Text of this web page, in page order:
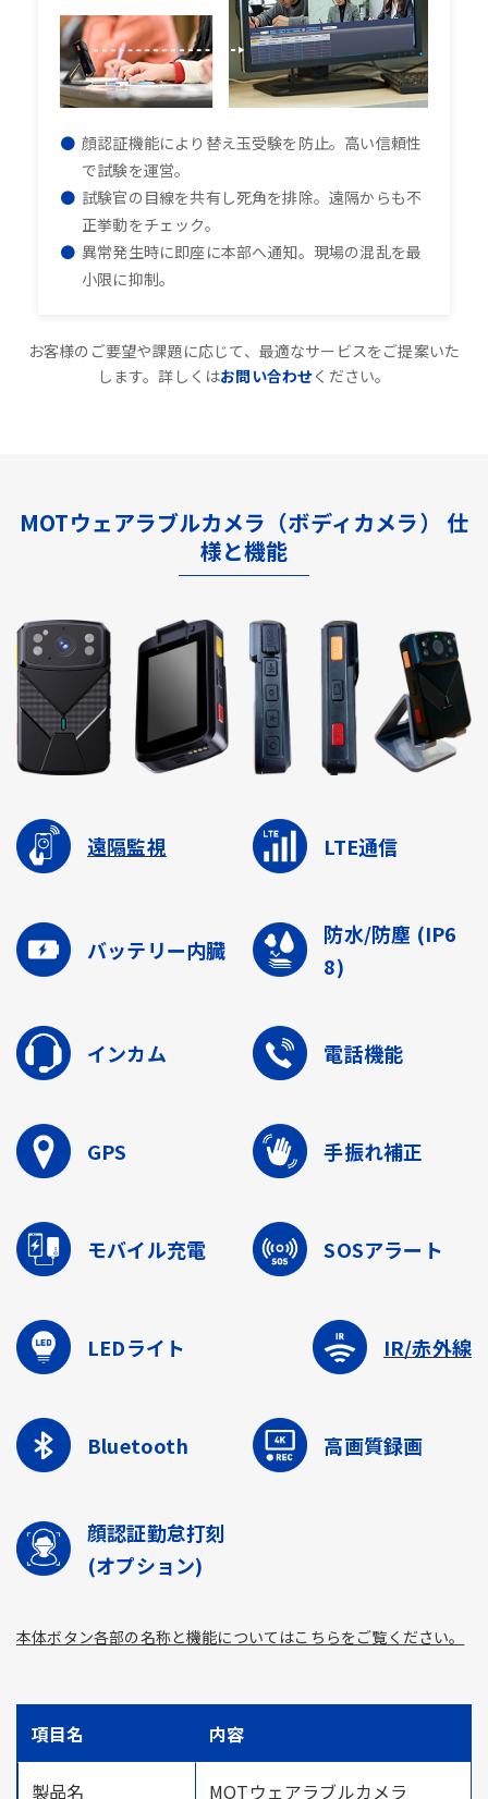
顔認証機能により替え玉受験を防止。高い信頼性
で試験を運営。
試験官の目線を共有し死角を排除。遠隔からも不
正挙動をチェック。
異常発生時に即座に本部へ通知。現場の混乱を最
小限に抑制。
お客様のご要望や課題に応じて、最適なサービスをご提案いた
します。詳しくはお問い合わせください。
MOTウェアラブルカメラ（ボディカメラ） 仕
様と機能
遠隔監視 LTE通信
バッテリー内臓
防水/防塵 (IP6
8)
インカム 電話機能
GPS 手振れ補正
モバイル充電 SOSアラート
LEDライト IR/赤外線
Bluetooth 高画質録画
顔認証勤怠打刻
(オプション)
本体ボタン各部の名称と機能についてはこちらをご覧ください。
項目名 内容
製品名 MOTウェアラブルカメラ